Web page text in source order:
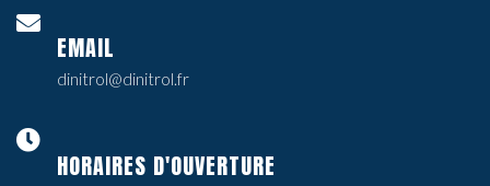
EMAIL
dinitrol@dinitrol.fr
HORAIRES D'OUVERTURE